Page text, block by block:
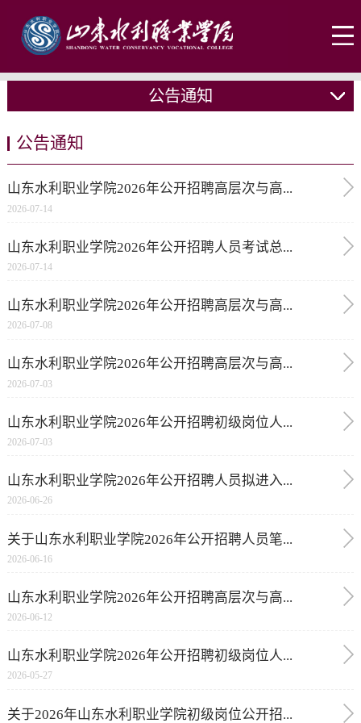
公告通知
公告通知
山东水利职业学院2026年公开招聘高层次与高...
2026-07-14
山东水利职业学院2026年公开招聘人员考试总...
2026-07-14
山东水利职业学院2026年公开招聘高层次与高...
2026-07-08
山东水利职业学院2026年公开招聘高层次与高...
2026-07-03
山东水利职业学院2026年公开招聘初级岗位人...
2026-07-03
山东水利职业学院2026年公开招聘人员拟进入...
2026-06-26
关于山东水利职业学院2026年公开招聘人员笔...
2026-06-16
山东水利职业学院2026年公开招聘高层次与高...
2026-06-12
山东水利职业学院2026年公开招聘初级岗位人...
2026-05-27
关于2026年山东水利职业学院初级岗位公开招...